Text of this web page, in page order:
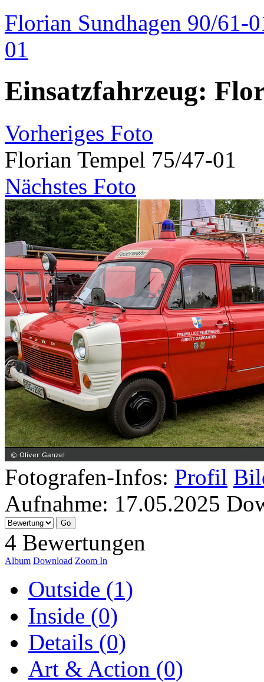
Florian Sundhagen 90/61-
01
Einsatzfahrzeug:
Vorheriges Foto
Florian Tempel 75/47-01
Nächstes Foto
Fotografen-Infos: Profil
Aufnahme: 17.05.2025
4 Bewertungen
Album Download Zoom In
Outside (1)
Inside (0)
Details (0)
Art & Action (0)